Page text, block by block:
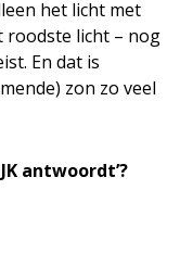
het licht met
roodste licht – nog
En dat is
zon zo veel
antwoordt’?